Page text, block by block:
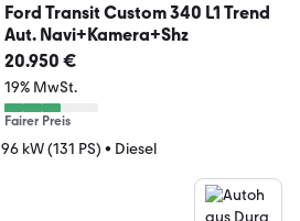
Ford Transit Custom 340 L1 Trend
Aut. Navi+Kamera+Shz
20.950 €
19% MwSt.
Fairer Preis
96 kW (131 PS) • Diesel